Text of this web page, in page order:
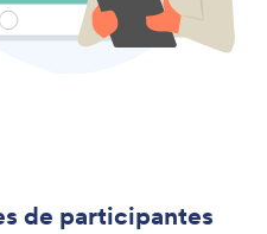
de participantes